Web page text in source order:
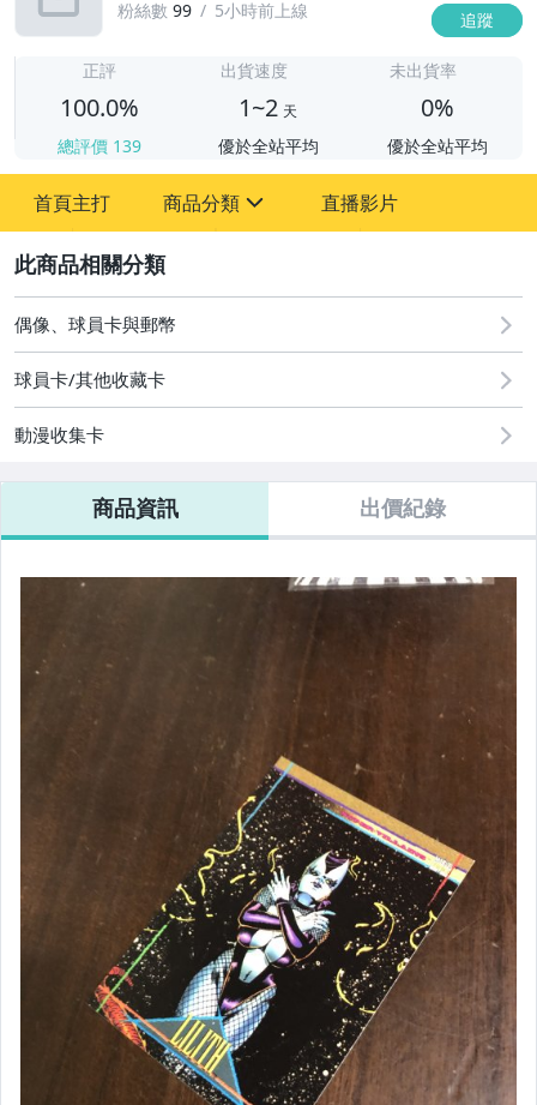
粉絲數 99 5小時前上線 追蹤
正評
100.0%
總評價 139
出貨速度
1~2 天
優於全站平均
未出貨率
0%
優於全站平均
首頁主打 商品分類
偶像、球員卡與郵幣
直播影片
偶像、球員卡與郵幣
球員卡/其他收藏卡
動漫收集卡
商品資訊 出價紀錄